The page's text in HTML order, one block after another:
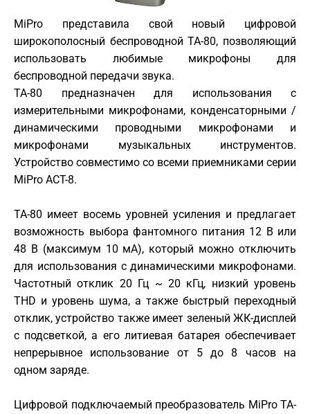
MiPro представила свой новый цифровой
широкополосный беспроводной TA-80, позволяющий
использовать любимые микрофоны для
беспроводной передачи звука.
TA-80 предназначен для использования с
измерительными микрофонами, конденсаторными /
динамическими проводными микрофонами и
микрофонами музыкальных инструментов.
Устройство совместимо со всеми приемниками серии
MiPro ACT-8.
TA-80 имеет восемь уровней усиления и предлагает
возможность выбора фантомного питания 12 В или
48 В (максимум 10 мА), который можно отключить
для использования с динамическими микрофонами.
Частотный отклик 20 Гц ~ 20 кГц, низкий уровень
THD и уровень шума, а также быстрый переходный
отклик, устройство также имеет зеленый ЖК-дисплей
с подсветкой, а его литиевая батарея обеспечивает
непрерывное использование от 5 до 8 часов на
одном заряде.
Цифровой подключаемый преобразователь MiPro TA-